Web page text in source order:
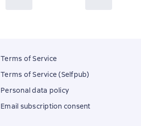
Terms of Service
Terms of Service (Selfpub)
Personal data policy
Email subscription consent